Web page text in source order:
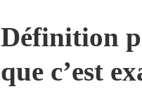
Définition
que c’est